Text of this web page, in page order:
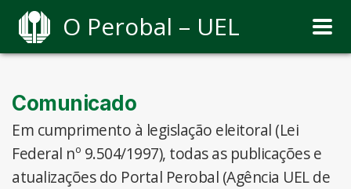
O Perobal – UEL
Comunicado
Em cumprimento à legislação eleitoral (Lei
Federal nº 9.504/1997), todas as publicações e
atualizações do Portal Perobal (Agência UEL de